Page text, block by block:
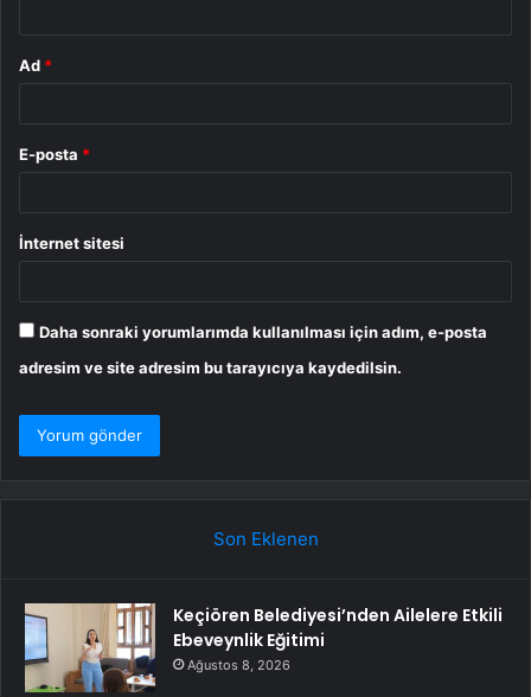
Ad *
E-posta *
İnternet sitesi
Daha sonraki yorumlarımda kullanılması için adım, e-posta
adresim ve site adresim bu tarayıcıya kaydedilsin.
Son Eklenen
Keçiören Belediyesi’nden Ailelere Etkili
Ebeveynlik Eğitimi
Ağustos 8, 2026